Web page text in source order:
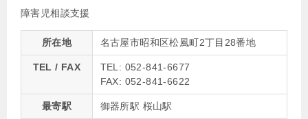
障害児相談支援
所在地 名古屋市昭和区松風町2丁目28番地
TEL / FAX
TEL: 052-841-6677
FAX: 052-841-6622
最寄駅 御器所駅 桜山駅